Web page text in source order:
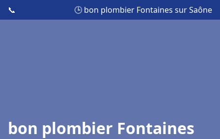
📞 🕒 bon plombier Fontaines sur Saône
bon plombier Fontaines